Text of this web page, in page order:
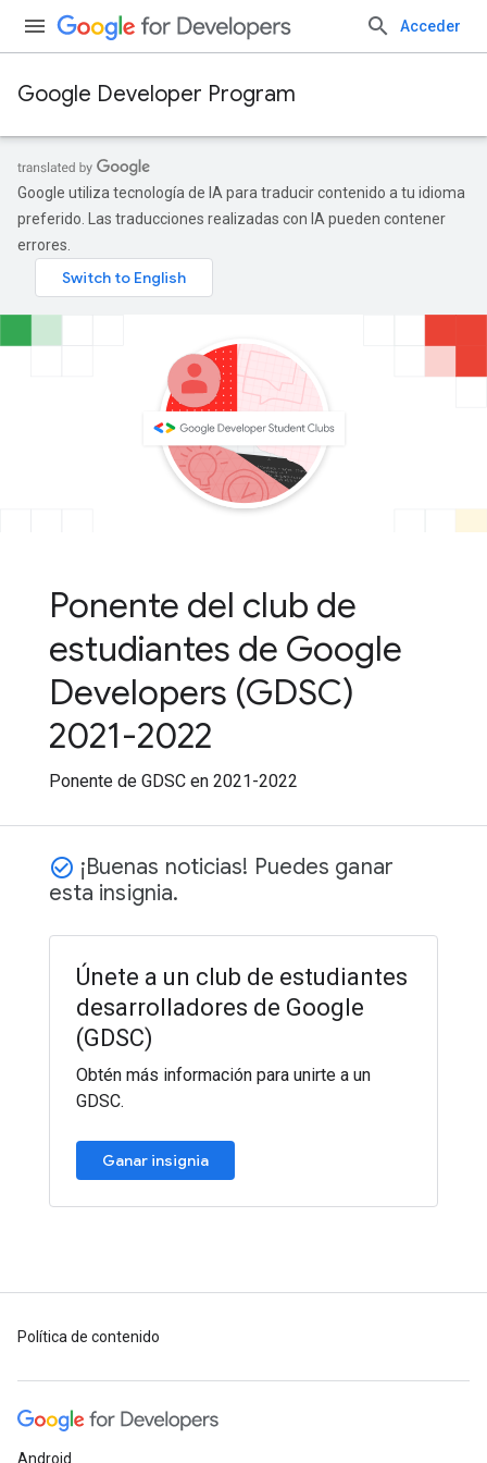
Acceder
Google Developer Program
Google utiliza tecnología de IA para traducir contenido a tu idioma
preferido. Las traducciones realizadas con IA pueden contener
errores.
Ponente del club de
estudiantes de Google
Developers (GDSC)
2021-2022
Ponente de GDSC en 2021-2022
check_circle_outline ¡Buenas noticias! Puedes ganar
esta insignia.
Únete a un club de estudiantes
desarrolladores de Google
(GDSC)
Obtén más información para unirte a un
GDSC.
Ganar insignia
Política de contenido
Android